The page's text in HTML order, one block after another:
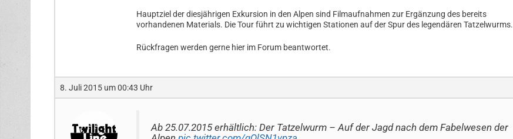
Hauptziel der diesjährigen Exkursion in den Alpen sind Filmaufnahmen zur Ergänzung des bereits
vorhandenen Materials. Die Tour führt zu wichtigen Stationen auf der Spur des legendären Tatzelwurms.
Rückfragen werden gerne hier im Forum beantwortet.
8. Juli 2015 um 00:43 Uhr
Ab 25.07.2015 erhältlich: Der Tatzelwurm – Auf der Jagd nach dem Fabelwesen der